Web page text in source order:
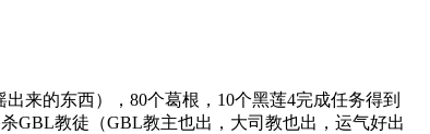
来的东西），80个葛根，10个黑莲4完成任务得到
GBL教徒（GBL教主也出，大司教也出，运气好出